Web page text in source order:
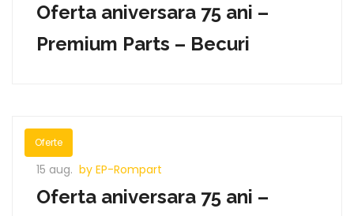
Oferta aniversara 75 ani –
Premium Parts – Becuri
Oferte
15 aug. by EP-Rompart
Oferta aniversara 75 ani –